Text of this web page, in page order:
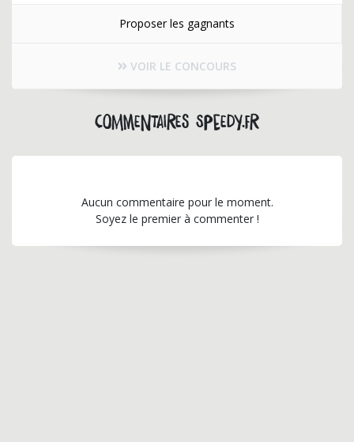
Proposer les gagnants
VOIR LE CONCOURS
Commentaires speedy.fr
Aucun commentaire pour le moment.
Soyez le premier à commenter !